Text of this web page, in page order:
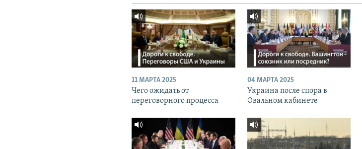
11 МАРТА 2025
Чего ожидать от
переговорного процесса
04 МАРТА 2025
Украина после спора в
Овальном кабинете